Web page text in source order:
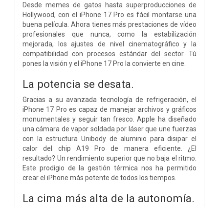
Desde memes de gatos hasta superproducciones de
Hollywood, con el iPhone 17 Pro es fácil montarse una
buena película. Ahora tienes más prestaciones de vídeo
profesionales que nunca, como la estabilización
mejorada, los ajustes de nivel cinematográfico y la
compatibilidad con procesos estándar del sector. Tú
pones la visión y el iPhone 17 Pro la convierte en cine.
La potencia se desata.
Gracias a su avanzada tecnología de refrigeración, el
iPhone 17 Pro es capaz de manejar archivos y gráficos
monumentales y seguir tan fresco. Apple ha diseñado
una cámara de vapor soldada por láser que une fuerzas
con la estructura Unibody de aluminio para disipar el
calor del chip A19 Pro de manera eficiente. ¿El
resultado? Un rendimiento superior que no baja el ritmo.
Este prodigio de la gestión térmica nos ha permitido
crear el iPhone más potente de todos los tiempos.
La cima más alta de la autonomía.